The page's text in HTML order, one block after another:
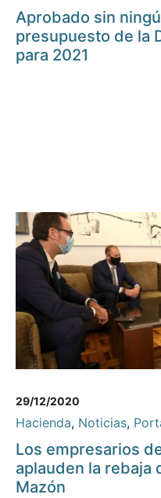
Aprobado sin
presupuesto de la
para 2021
29/12/2020
Hacienda, Noticias,
Los empresarios
aplauden la rebaja
Mazón